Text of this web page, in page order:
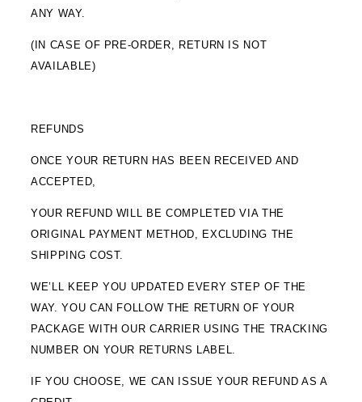
ANY WAY.
(IN CASE OF PRE-ORDER, RETURN IS NOT
AVAILABLE)
REFUNDS
ONCE YOUR RETURN HAS BEEN RECEIVED AND
ACCEPTED,
YOUR REFUND WILL BE COMPLETED VIA THE
ORIGINAL PAYMENT METHOD, EXCLUDING THE
SHIPPING COST.
WE’LL KEEP YOU UPDATED EVERY STEP OF THE
WAY. YOU CAN FOLLOW THE RETURN OF YOUR
PACKAGE WITH OUR CARRIER USING THE TRACKING
NUMBER ON YOUR RETURNS LABEL.
IF YOU CHOOSE, WE CAN ISSUE YOUR REFUND AS A